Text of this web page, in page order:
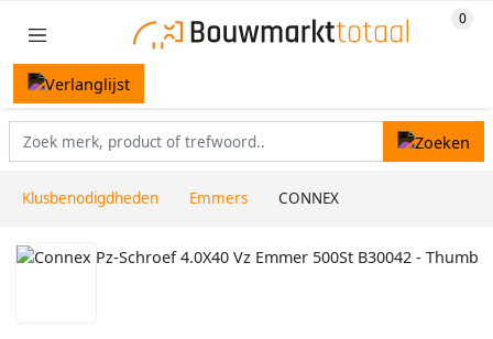
Klusbenodigdheden Emmers CONNEX